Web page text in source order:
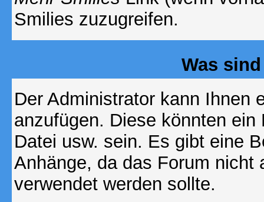
Smilies zuzugreifen.
Was
Der Administrator kann Ihnen
anzufügen. Diese könnten
Datei usw. sein. Es gibt eine
Anhänge, da das Forum nicht
verwendet werden sollte.